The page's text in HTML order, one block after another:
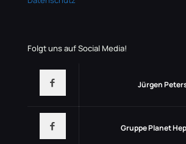
Folgt uns auf Social Media!
Jürgen
Gruppe Planet